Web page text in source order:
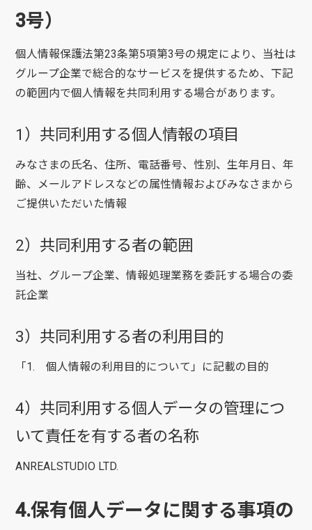
3号）
個人情報保護法第23条第5項第3号の規定により、当社は
グループ企業で総合的なサービスを提供するため、下記
の範囲内で個人情報を共同利用する場合があります。
1）共同利用する個人情報の項目
みなさまの氏名、住所、電話番号、性別、生年月日、年
齢、メールアドレスなどの属性情報およびみなさまから
ご提供いただいた情報
2）共同利用する者の範囲
当社、グループ企業、情報処理業務を委託する場合の委
託企業
3）共同利用する者の利用目的
「1. 個人情報の利用目的について」に記載の目的
4）共同利用する個人データの管理につ
いて責任を有する者の名称
ANREALSTUDIO LTD.
4.保有個人データに関する事項の